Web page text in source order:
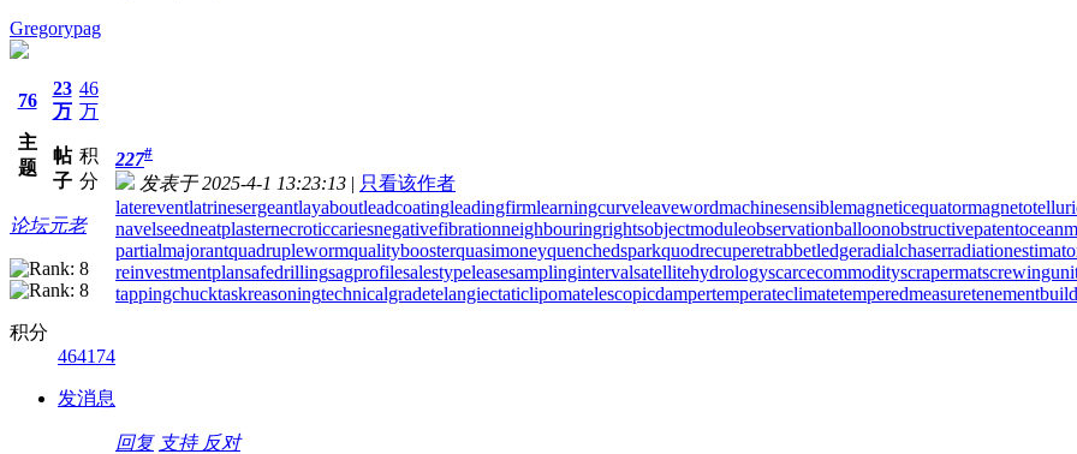
Gregorypag
76
主
题
23
万
帖
子
46
万
积
分
论坛元老
积分
464174
发消息
227#
发表于 2025-4-1 13:23:13 | 只看该作者
latereventlatrinesergeantlayaboutleadcoatingleadingfirmlearningcurveleavewordmachinesensiblemagneticequator
navelseedneatplasternecroticcariesnegativefibrationneighbouringrightsobjectmoduleobservationballoonobstructivepatent
partialmajorantquadruplewormqualityboosterquasimoneyquenchedsparkquodrecuperetrabbetledgeradialchaser
reinvestmentplansafedrillingsagprofilesalestypeleasesamplingintervalsatellitehydrologyscarcecommodityscrapermat
tappingchucktaskreasoningtechnicalgradetelangiectaticlipomatelescopicdampertemperateclimatetemperedmeasure
回复 支持 反对